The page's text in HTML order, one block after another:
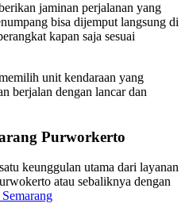
jaminan perjalanan yang
bisa dijemput langsung di
kapan saja sesuai
unit kendaraan yang
berjalan dengan lancar dan
Purworkerto
keunggulan utama dari layanan
atau sebaliknya dengan